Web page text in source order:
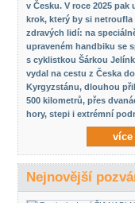
v Česku. V roce 2025 pak
krok, který by si netroufla
zdravých lidí: na
upraveném handbiku se
s cyklistkou Šárkou
vydal na cestu z Česka do
Kyrgyzstánu, dlouhou
500 kilometrů, přes
hory, stepi i extrémní
více
Nejnovější